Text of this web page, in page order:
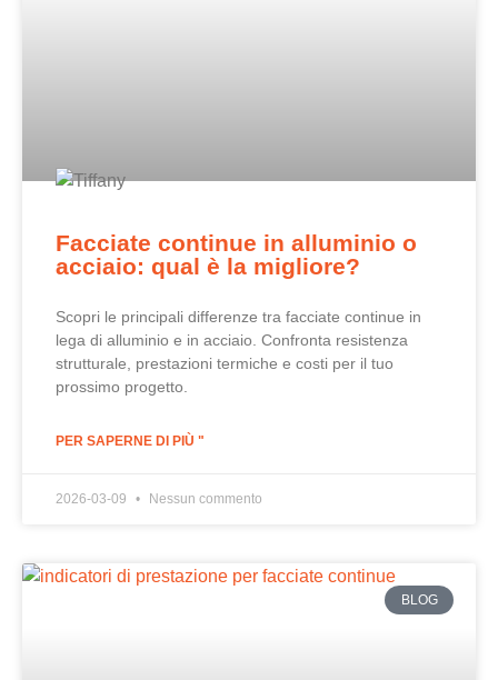
Facciate continue in alluminio o
acciaio: qual è la migliore?
Scopri le principali differenze tra facciate continue in
lega di alluminio e in acciaio. Confronta resistenza
strutturale, prestazioni termiche e costi per il tuo
prossimo progetto.
PER SAPERNE DI PIÙ "
2026-03-09 Nessun commento
BLOG